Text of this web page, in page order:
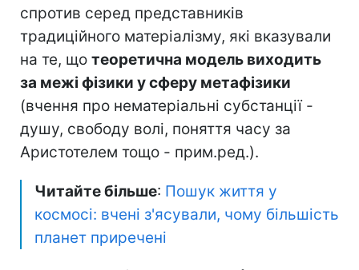
спротив серед представників
традиційного матеріалізму, які вказували
на те, що теоретична модель виходить
за межі фізики у сферу метафізики
(вчення про нематеріальні субстанції -
душу, свободу волі, поняття часу за
Аристотелем тощо - прим.ред.).
Читайте більше: Пошук життя у
космосі: вчені з'ясували, чому більшість
планет приречені